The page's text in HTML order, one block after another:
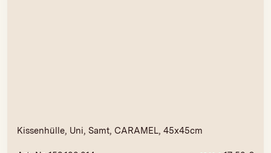
Kissenhülle, Uni, Samt, CARAMEL, 45x45cm